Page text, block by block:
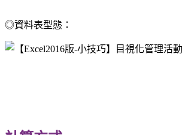
◎資料表型態：